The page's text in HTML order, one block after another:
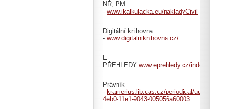
NŘ, PM
- www.ikalkulacka.eu/nakladyCivil
Digitální knihovna
- www.digitalniknihovna.cz/
E-
PŘEHLEDY www.eprehledy.cz/index.php
Právník
- kramerius.lib.cas.cz/periodical/uuid:719be951-
4eb0-11e1-9043-005056a60003